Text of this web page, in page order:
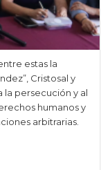
estas la
Cristosal y
la persecución y al
humanos y
arbitrarias.